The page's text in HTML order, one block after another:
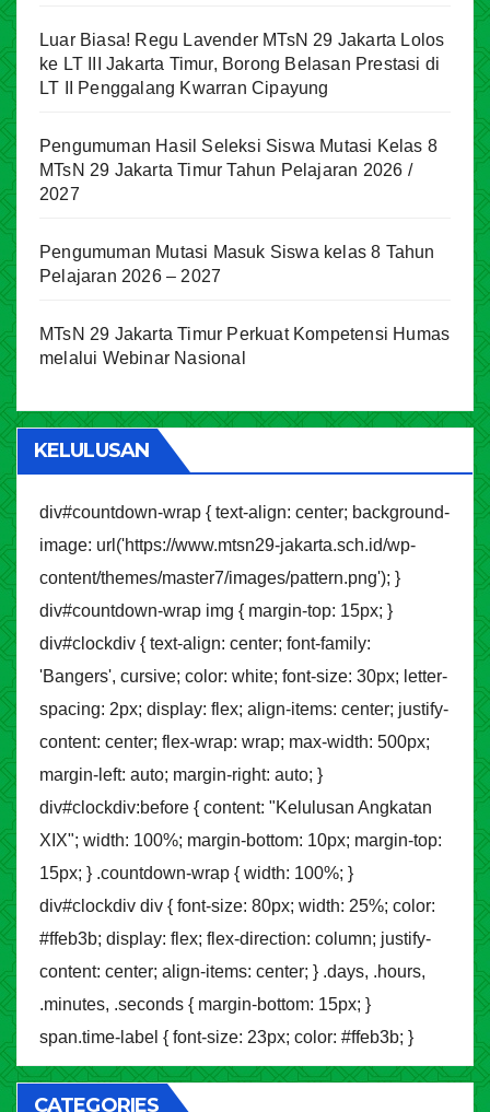
Luar Biasa! Regu Lavender MTsN 29 Jakarta Lolos
ke LT III Jakarta Timur, Borong Belasan Prestasi di
LT II Penggalang Kwarran Cipayung
Pengumuman Hasil Seleksi Siswa Mutasi Kelas 8
MTsN 29 Jakarta Timur Tahun Pelajaran 2026 /
2027
Pengumuman Mutasi Masuk Siswa kelas 8 Tahun
Pelajaran 2026 – 2027
MTsN 29 Jakarta Timur Perkuat Kompetensi Humas
melalui Webinar Nasional
KELULUSAN
div#countdown-wrap { text-align: center; background-
image: url('https://www.mtsn29-jakarta.sch.id/wp-
content/themes/master7/images/pattern.png'); }
div#countdown-wrap img { margin-top: 15px; }
div#clockdiv { text-align: center; font-family:
'Bangers', cursive; color: white; font-size: 30px; letter-
spacing: 2px; display: flex; align-items: center; justify-
content: center; flex-wrap: wrap; max-width: 500px;
margin-left: auto; margin-right: auto; }
div#clockdiv:before { content: "Kelulusan Angkatan
XIX"; width: 100%; margin-bottom: 10px; margin-top:
15px; } .countdown-wrap { width: 100%; }
div#clockdiv div { font-size: 80px; width: 25%; color:
#ffeb3b; display: flex; flex-direction: column; justify-
content: center; align-items: center; } .days, .hours,
.minutes, .seconds { margin-bottom: 15px; }
span.time-label { font-size: 23px; color: #ffeb3b; }
CATEGORIES